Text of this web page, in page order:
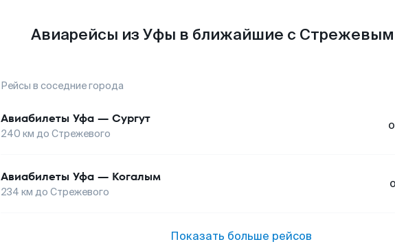
Авиарейсы из Уфы в ближайшие с Стрежевым
Рейсы в соседние города
Авиабилеты Уфа — Сургут
240 км до Стрежевого
Авиабилеты Уфа — Когалым
234 км до Стрежевого
Показать больше рейсов